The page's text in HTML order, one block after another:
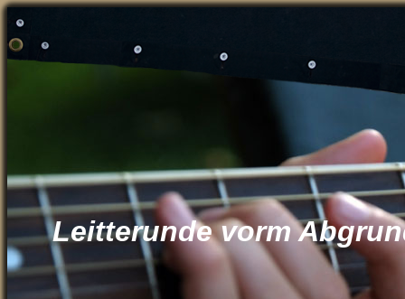
Leitterunde vorm